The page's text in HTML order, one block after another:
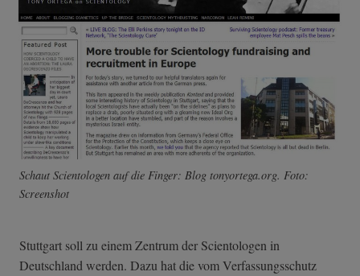
Schaut Scientologen auf die Finger: Blog tonyortega.org. Foto:
Screenshot
Stuttgart soll zu einem Zentrum der Scientologen in
Deutschland werden. Dazu hat die vom Verfassungsschutz